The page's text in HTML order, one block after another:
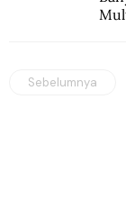
Sebelumnya